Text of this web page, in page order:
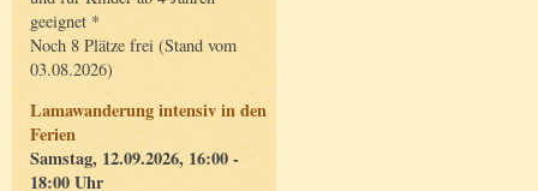
geeignet *
Noch 8 Plätze frei (Stand vom
03.08.2026)
Lamawanderung intensiv in den
Ferien
Samstag, 12.09.2026, 16:00 -
18:00 Uhr